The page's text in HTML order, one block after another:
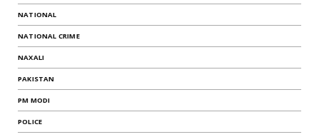
NATIONAL
NATIONAL CRIME
NAXALI
PAKISTAN
PM MODI
POLICE